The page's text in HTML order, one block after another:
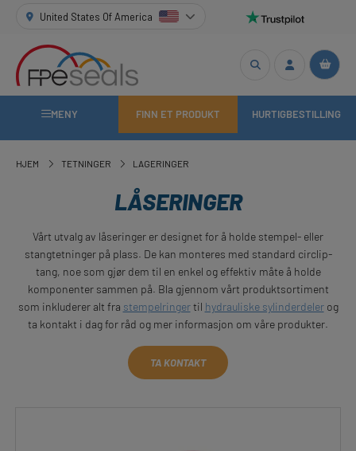
United States Of America
MENY FINN ET PRODUKT HURTIGBESTILLING
HJEM TETNINGER LAGERINGER
LÅSERINGER
Vårt utvalg av låseringer er designet for å holde stempel- eller
stangtetninger på plass. De kan monteres med standard circlip-
tang, noe som gjør dem til en enkel og effektiv måte å holde
komponenter sammen på. Bla gjennom vårt produktsortiment
som inkluderer alt fra stempelringertil hydrauliske sylinderdelerog
ta kontakt i dag for råd og mer informasjon om våre produkter.
TA KONTAKT